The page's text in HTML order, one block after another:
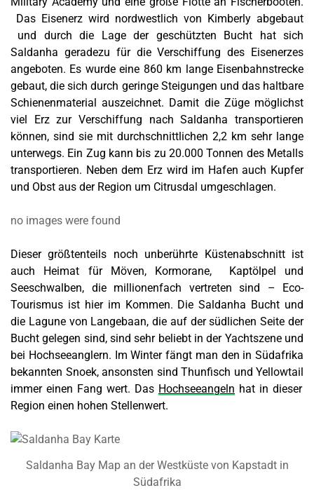
Das Eisenerz wird nordwestlich von Kimberly abgebaut
und durch die Lage der geschützten Bucht hat sich
Saldanha geradezu für die Verschiffung des Eisenerzes
angeboten. Es wurde eine 860 km lange Eisenbahnstrecke
gebaut, die sich durch geringe Steigungen und das haltbare
Schienenmaterial auszeichnet. Damit die Züge möglichst
viel Erz zur Verschiffung nach Saldanha transportieren
können, sind sie mit durchschnittlichen 2,2 km sehr lange
unterwegs. Ein Zug kann bis zu 20.000 Tonnen des Metalls
transportieren. Neben dem Erz wird im Hafen auch Kupfer
und Obst aus der Region um Citrusdal umgeschlagen.
no images were found
Dieser größtenteils noch unberührte Küstenabschnitt ist
auch Heimat für Möven, Kormorane, Kaptölpel und
Seeschwalben, die millionenfach vertreten sind – Eco-
Tourismus ist hier im Kommen. Die Saldanha Bucht und
die Lagune von Langebaan, die auf der südlichen Seite der
Bucht gelegen sind, sind sehr beliebt in der Yachtszene und
bei Hochseeanglern. Im Winter fängt man den in Südafrika
bekannten Snoek, ansonsten sind Thunfisch und Yellowtail
immer einen Fang wert. Das Hochseeangeln hat in dieser
Region einen hohen Stellenwert.
Saldanha Bay Map an der Westküste von Kapstadt in
Südafrika